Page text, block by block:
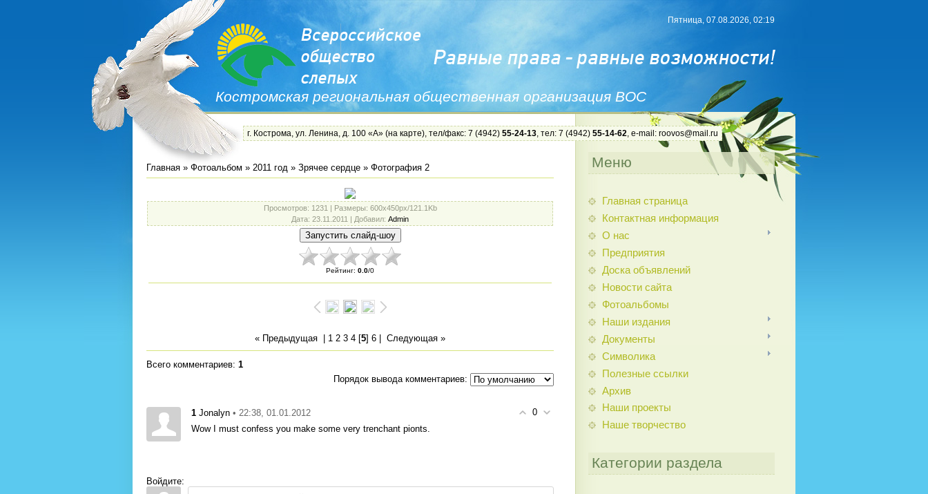
Костромская региональная общественная организация ВОС
Пятница, 07.08.2026, 02:19
г. Кострома, ул. Ленина, д. 100 «А» (на карте), тел/факс: 7 (4942) 55-24-13, тел: 7 (4942) 55-14-62, e-mail: roovos@mail.ru
Главная » Фотоальбом » 2011 год » Зрячее сердце » Фотография 2
Просмотров: 1231 | Размеры: 600x450px/121.1Kb
Дата: 23.11.2011 | Добавил: Admin
Рейтинг: 0.0/0
« Предыдущая 1 2 3 4 [5] 6 Следующая »
Всего комментариев: 1
Порядок вывода комментариев:
0
1 Jonalyn • 22:38, 01.01.2012
Wow I must confess you make some very trenchant pionts.
Войдите:
Меню
Главная страница
Контактная информация
О нас
Предприятия
Доска объявлений
Новости сайта
Фотоальбомы
Наши издания
Документы
Символика
Полезные ссылки
Архив
Наши проекты
Наше творчество
Категории раздела